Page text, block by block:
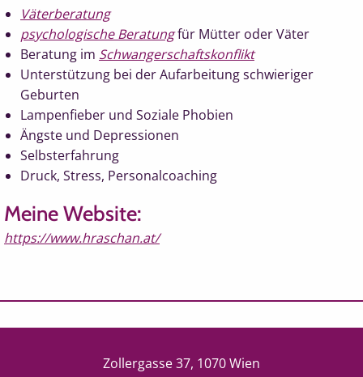
Väterberatung
psychologische Beratungfür Mütter oder Väter
Beratung im Schwangerschaftskonflikt
Unterstützung bei der Aufarbeitung schwieriger
Geburten
Lampenfieber und Soziale Phobien
Ängste und Depressionen
Selbsterfahrung
Druck, Stress, Personalcoaching
Meine Website:
https://www.hraschan.at/
Zollergasse 37, 1070 Wien